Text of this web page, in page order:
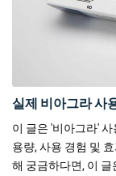
실제 비아그라 사
이 글은 '비아그라'
용량, 사용 경험 및
해 궁금하다면, 이